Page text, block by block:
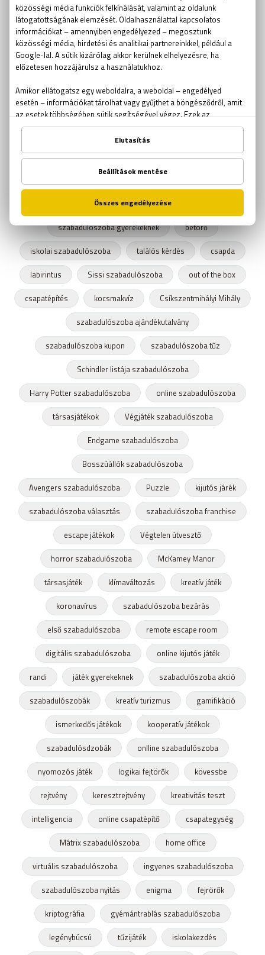
szabadulószoba pároknak
Szabadulószoba teljes film
fejtörők
találós kérdések
Rubik kocka
Rubik kocka világbajnokság
szabadulószoba trükk
kijutós jéték
Ockham borotvája
online szabadulós játékok
online kijutós játékok
aknakereső
passziánsz torpedó
amőba
flow elmélet
horror
szabadulószoba gyerekeknek
betörő
iskolai szabadulószoba
találós kérdés
csapda
labirintus
Sissi szabadulószoba
out of the box
csapatépítés
kocsmakvíz
Csíkszentmihályi Mihály
szabadulószoba ajándékutalvány
szabadulószoba kupon
szabadulószoba tűz
Schindler listája szabadulószoba
Harry Potter szabadulószoba
online szabadulószoba
társasjátékok
Végjáték szabadulószoba
Endgame szabadulószoba
Bosszúállók szabadulószoba
Avengers szabadulószoba
Puzzle
kijutós járék
szabadulószoba választás
szabadulószoba franchise
escape játékok
Végtelen útvesztő
horror szabadulószoba
McKamey Manor
társasjáték
klímaváltozás
kreatív játék
koronavírus
szabadulószoba bezárás
első szabadulószoba
remote escape room
digitális szabadulószoba
online kijutós játék
randi
játék gyerekeknek
szabadulószoba akció
szabadulószobák
kreatív turizmus
gamifikáció
ismerkedős játékok
kooperatív játékok
szabadulósdzobák
onlline szabadulószoba
nyomozós játék
logikai fejtörők
kövessbe
rejtvény
keresztrejtvény
kreativitás teszt
intelligencia
online csapatépítő
csapategység
Mátrix szabadulószoba
home office
virtuális szabadulószoba
ingyenes szabadulószoba
szabadulószoba nyitás
enigma
fejrörők
kriptográfia
gyémántrablás szabadulószoba
legénybúcsú
tűzijáték iskolakezdés